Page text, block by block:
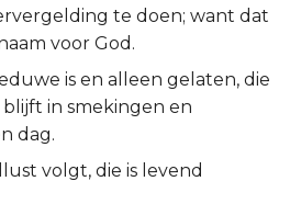
te doen; want dat
voor God.
is en alleen gelaten, die
in smekingen en
dag.
volgt, die is levend